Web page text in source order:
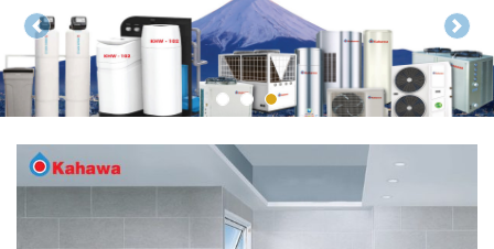
Previous Next